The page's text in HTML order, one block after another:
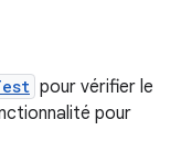
pour vérifier le
pour